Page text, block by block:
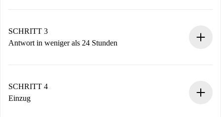
Denk daran, dass wir dich erst belasten, wenn der
Vermieter zustimmt.
SCHRITT 3
Antwort in weniger als 24 Stunden
stellen den Kontakt her.
Wenn der Vermieter ablehnen muss, entstehen keine
SCHRITT 4
Einzug